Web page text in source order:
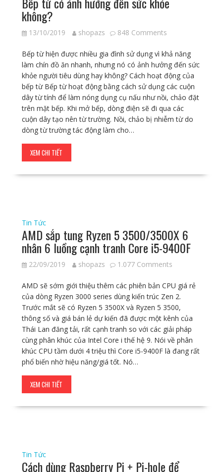
không?
13/10/2019 shopazs 848 Comments
Bếp từ hiện được nhiều gia đình sử dụng vì khả năng
làm chín đồ ăn nhanh, nhưng nó có ảnh hưởng đến sức
khỏe người tiêu dùng hay không? Cách hoạt động của
bếp từ Bếp từ hoạt động bằng cách sử dụng các cuộn
dây từ tính để làm nóng dụng cụ nấu như nồi, chảo đặt
trên mặt bếp. Khi mở bếp, dòng điện sẽ đi qua các
cuộn dây tạo nên từ trường. Nồi, chảo bị nhiễm từ do
dòng từ trường tác động làm cho…
XEM CHI TIẾT
Tin Tức
AMD sắp tung Ryzen 5 3500/3500X 6
nhân 6 luồng cạnh tranh Core i5-9400F
22/09/2019 shopazs 1.077 Comments
AMD sẽ sớm giới thiệu thêm các phiên bản CPU giá rẻ
của dòng Ryzen 3000 series dùng kiến trúc Zen 2.
Trước mắt sẽ có Ryzen 5 3500X và Ryzen 5 3500,
thông số và giá bán lẻ dự kiến đã được một kênh của
Thái Lan đăng tải, rất cạnh tranh so với các giải pháp
cùng phân khúc của Intel Core i thế hệ 9. Nói về phân
khúc CPU tầm dưới 4 triệu thì Core i5-9400F là đang rất
phổ biến nhờ hiệu năng/giá tốt. Nó…
XEM CHI TIẾT
Tin Tức
Cách dùng Raspberry Pi + Pi-hole để